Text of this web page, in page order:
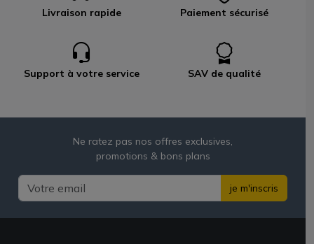
Livraison rapide Paiement sécurisé
Support à votre service SAV de qualité
Ne ratez pas nos offres exclusives,
promotions & bons plans
je m'inscris